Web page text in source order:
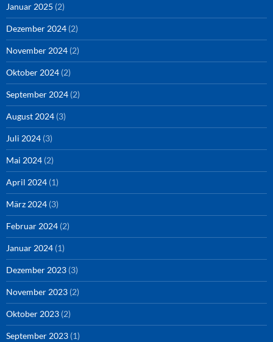
Januar 2025 (2)
Dezember 2024 (2)
November 2024 (2)
Oktober 2024 (2)
September 2024 (2)
August 2024 (3)
Juli 2024 (3)
Mai 2024 (2)
April 2024 (1)
März 2024 (3)
Februar 2024 (2)
Januar 2024 (1)
Dezember 2023 (3)
November 2023 (2)
Oktober 2023 (2)
September 2023 (1)